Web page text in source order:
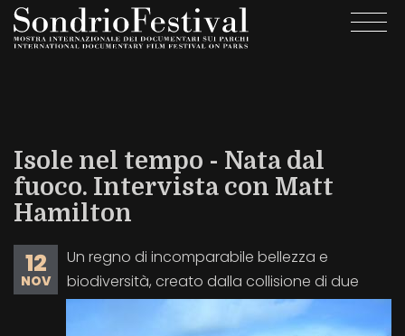
Salta
Isole nel tempo - Nata dal
fuoco. Intervista con Matt
Hamilton
12
NOV
Un regno di incomparabile bellezza e
biodiversità, creato dalla collisione di due